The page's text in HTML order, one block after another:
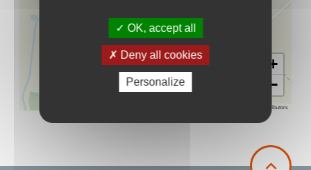
+
−
contributors
OK, accept all
Deny all cookies
Personalize